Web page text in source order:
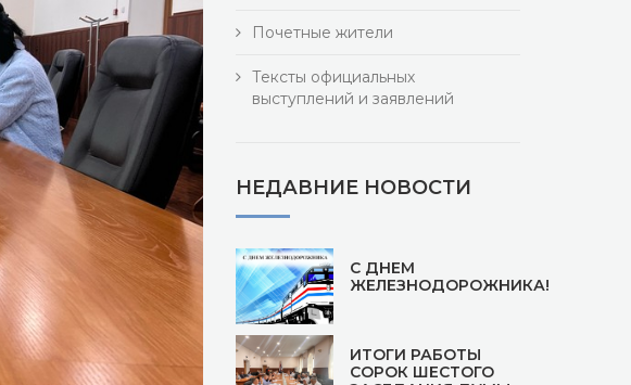
Почетные жители
Тексты официальных
выступлений и заявлений
НЕДАВНИЕ НОВОСТИ
С ДНЕМ
ЖЕЛЕЗНОДОРОЖНИКА!
ИТОГИ РАБОТЫ
СОРОК ШЕСТОГО